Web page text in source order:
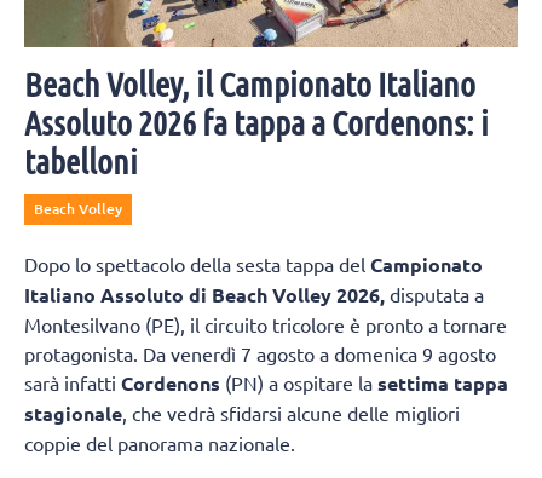
Beach Volley, il Campionato Italiano
Assoluto 2026 fa tappa a Cordenons: i
tabelloni
Beach Volley
Dopo lo spettacolo della sesta tappa del Campionato
Italiano Assoluto di Beach Volley 2026, disputata a
Montesilvano (PE), il circuito tricolore è pronto a tornare
protagonista. Da venerdì 7 agosto a domenica 9 agosto
sarà infatti Cordenons (PN) a ospitare la settima tappa
stagionale, che vedrà sfidarsi alcune delle migliori
coppie del panorama nazionale.